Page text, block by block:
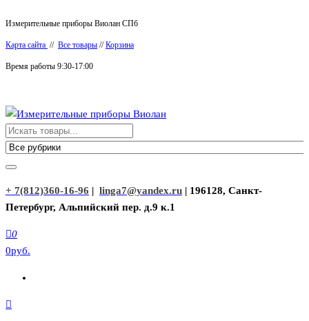
к
содержимому
Измерительные приборы Виолан СПб
Карта сайта // Все товары //Корзина
Время работы 9:30-17:00
Измерительные приборы Виолан
+ 7(812)360-16-96 | linga7@yandex.ru | 196128, Санкт-
Петербург, Альпийский пер. д.9 к.1
0
0руб.